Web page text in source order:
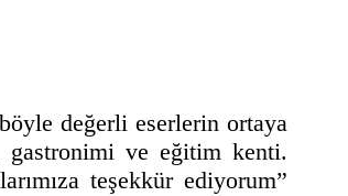
değerli eserlerin ortaya
gastronimi ve eğitim kenti.
teşekkür ediyorum”